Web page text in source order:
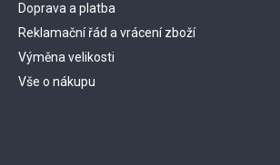
Doprava a platba
Reklamační řád a vrácení zboží
Výměna velikosti
Vše o nákupu